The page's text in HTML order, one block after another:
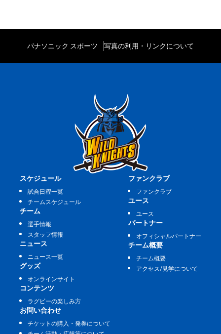
パナソニック スポーツ 写真の利用・リンクについて
スケジュール
試合日程一覧
チームスケジュール
チーム
選手情報
スタッフ情報
ニュース
ニュース一覧
グッズ
オンラインサイト
ファンクラブ
ファンクラブ
ユース
ユース
パートナー
オフィシャルパートナー
チーム概要
チーム概要
アクセス/見学について
コンテンツ
ラグビーの楽しみ方
お問い合わせ
チケットの購入・発券について